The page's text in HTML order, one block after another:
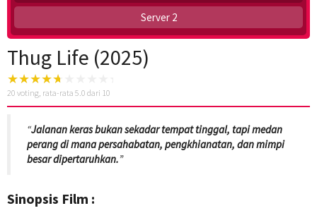
Server 2
Thug Life (2025)
20 voting, rata-rata 5.0 dari 10
“Jalanan keras bukan sekadar tempat tinggal, tapi medan
perang di mana persahabatan, pengkhianatan, dan mimpi
besar dipertaruhkan.”
Sinopsis Film :